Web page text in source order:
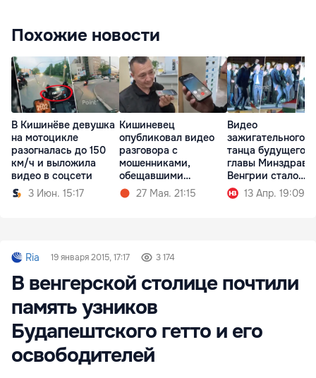
Похожие новости
В Кишинёве девушка
на мотоцикле
разогналась до 150
км/ч и выложила
видео в соцсети
3 Июн. 15:17
Кишиневец
опубликовал видео
разговора с
мошенниками,
обещавшими
«выигранный»
пылесос
27 Мая. 21:15
Видео
зажигательного
танца будущего
главы Минздрава
Венгрии стало
вирусным
13 Апр. 19:09
Ria 19 января 2015, 17:17 3 174
В венгерской столице почтили
память узников
Будапештского гетто и его
освободителей